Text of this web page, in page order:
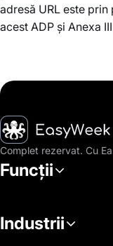
adresă URL este
acest ADP și Anexa
Pagina principală
Complet rezervat. Cu
Funcții
Industrii